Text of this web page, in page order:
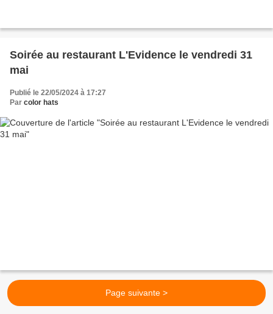
Soirée au restaurant L'Evidence le vendredi 31
mai
Publié le 22/05/2024 à 17:27
Par color hats
Page suivante >